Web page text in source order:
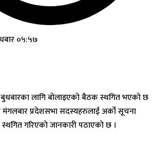
०५:५७
लागि बोलाइएको बैठक स्थगित भएको छ
प्रदेशसभा सदस्यहरुलाई अर्को सूचना
गरिएको जानकारी पठाएको छ ।